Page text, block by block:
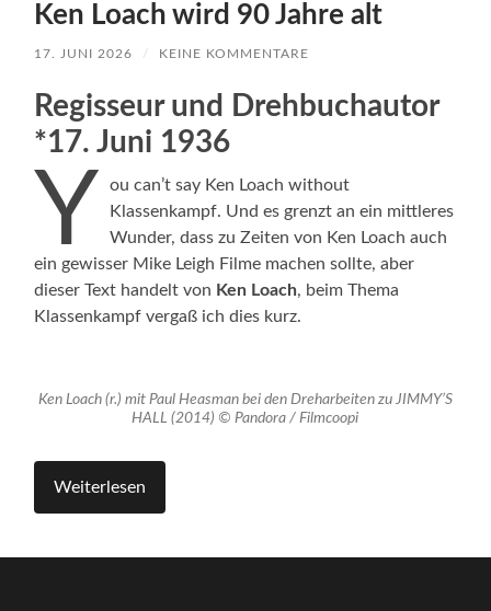
Ken Loach wird 90 Jahre alt
17. JUNI 2026 / KEINE KOMMENTARE
Regisseur und Drehbuchautor
*17. Juni 1936
Y
ou can’t say Ken Loach without
Klassenkampf. Und es grenzt an ein mittleres
Wunder, dass zu Zeiten von Ken Loach auch
ein gewisser Mike Leigh Filme machen sollte, aber
dieser Text handelt von Ken Loach, beim Thema
Klassenkampf vergaß ich dies kurz.
Ken Loach (r.) mit Paul Heasman bei den Dreharbeiten zu JIMMY’S
HALL (2014) © Pandora / Filmcoopi
Weiterlesen